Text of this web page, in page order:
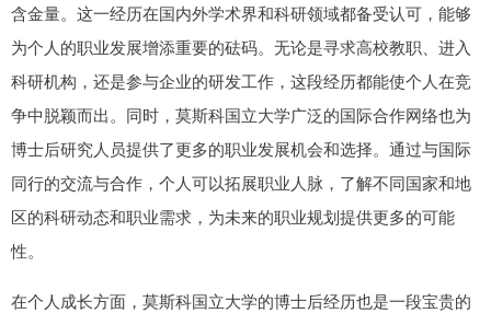
含金量。这一经历在国内外学术界和科研领域都备受认可，能够
为个人的职业发展增添重要的砝码。无论是寻求高校教职、进入
科研机构，还是参与企业的研发工作，这段经历都能使个人在竞
争中脱颖而出。同时，莫斯科国立大学广泛的国际合作网络也为
博士后研究人员提供了更多的职业发展机会和选择。通过与国际
同行的交流与合作，个人可以拓展职业人脉，了解不同国家和地
区的科研动态和职业需求，为未来的职业规划提供更多的可能
性。
在个人成长方面，莫斯科国立大学的博士后经历也是一段宝贵的